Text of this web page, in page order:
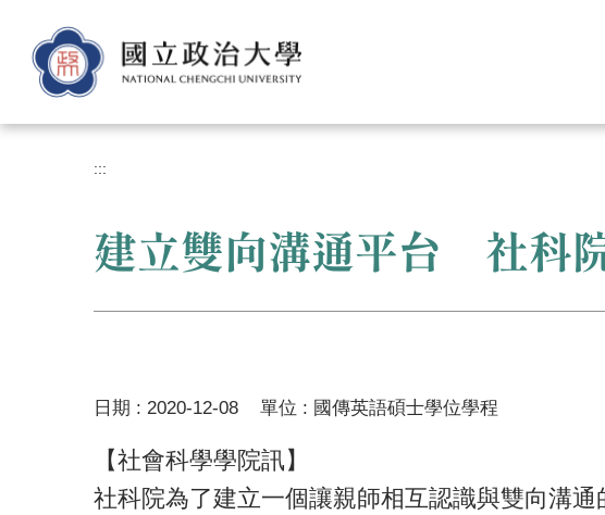
容
:::
建立雙向溝通平台 社科
日期 : 2020-12-08 單位 : 國傳英語碩士學位學程
【社會科學學院訊】
社科院為了建立一個讓親師相互認識與雙向溝